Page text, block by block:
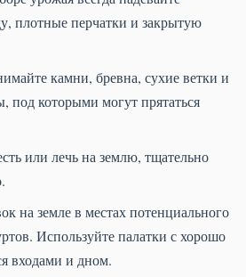
плотные перчатки и закрытую
камни, бревна, сухие ветки и
под которыми могут прятаться
или лечь на землю, тщательно
на земле в местах потенциального
Используйте палатки с хорошо
входами и дном.